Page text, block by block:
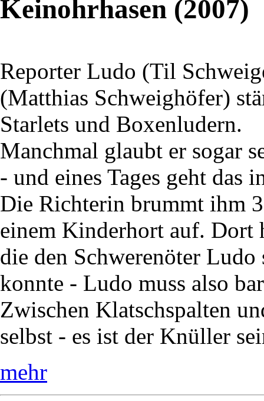
Keinohrhasen (2007)
Reporter Ludo (Til
(Matthias Schweighöfer)
Starlets und Boxenludern.
Manchmal glaubt er sogar
- und eines Tages geht das
Die Richterin brummt ihm
einem Kinderhort auf. Dort
die den Schwerenöter
konnte - Ludo muss also
Zwischen Klatschspalten
selbst - es ist der Knüller
mehr